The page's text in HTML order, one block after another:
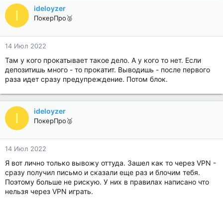
I ideloyzer
ПокерПро🥈
14 Июл 2022
Там у кого прокатывает такое дело. А у кого то нет. Если
депозитишь много - то прокатит. Выводишь - после первого
раза идет сразу предупреждение. Потом блок.
I ideloyzer
ПокерПро🥈
14 Июл 2022
Я вот лично только вывожу оттуда. Зашел как то через VPN -
сразу получил письмо и сказали еще раз и блочим тебя.
Поэтому больше не рискую. У них в правилах написано что
нельзя через VPN играть.